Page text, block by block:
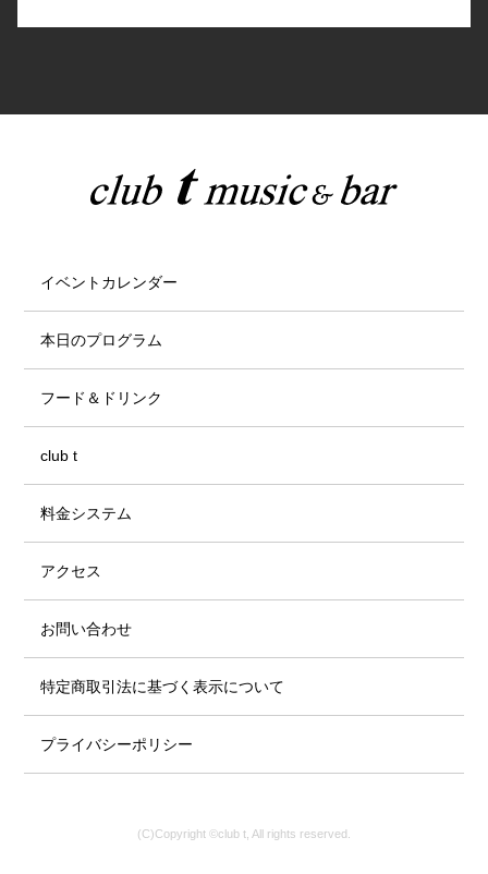
イベントカレンダー
本日のプログラム
フード＆ドリンク
club t
料金システム
アクセス
お問い合わせ
特定商取引法に基づく表示について
プライバシーポリシー
(C)Copyright ©club t, All rights reserved.